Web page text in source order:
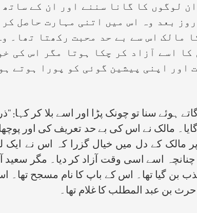
لوگوں کا گانا سننے اور ان کے
بعد وہ اس میں اتنی مہارت حاصل
مالک اس سے بے حد محبت رکھتا تھا۔
اسے آزاد کر چکا ہوتا مگر اس کی
اور اپنی پیشین گوئی کو پورا ہوتے
سنا تو چونک پڑا اور اسے بلا کر کہا:
مالک نے اس کی بے حد تعریف کی اور
مالک کے دل میں خیال گزرا کہ اس نے
اسے اسی وقت آزاد کر دیا۔ مگر سعید
بن گیا تھا۔ اس کے باپ کا نام مسجح
بن عبد المطلب کا غلام تھا۔